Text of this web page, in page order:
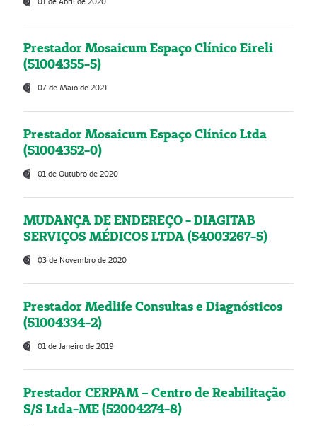
Prestador Mosaicum Espaço Clínico Eireli
(51004355-5)
07 de Maio de 2021
Prestador Mosaicum Espaço Clínico Ltda
(51004352-0)
01 de Outubro de 2020
MUDANÇA DE ENDEREÇO - DIAGITAB
SERVIÇOS MÉDICOS LTDA (54003267-5)
03 de Novembro de 2020
Prestador Medlife Consultas e Diagnósticos
(51004334-2)
01 de Janeiro de 2019
Prestador CERPAM – Centro de Reabilitação
S/S Ltda-ME (52004274-8)